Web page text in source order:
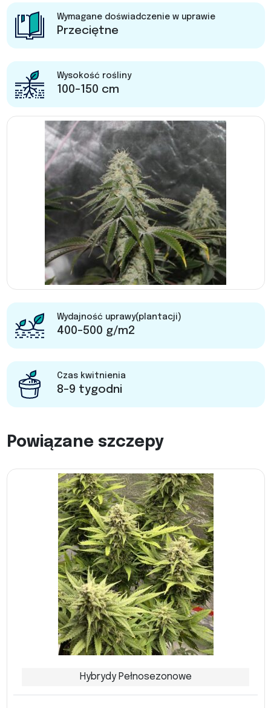
Wymagane doświadczenie w uprawie
Przeciętne
Wysokość rośliny
100-150 cm
Wydajność uprawy(plantacji)
400-500 g/m2
Czas kwitnienia
8-9 tygodni
Powiązane szczepy
Hybrydy Pełnosezonowe